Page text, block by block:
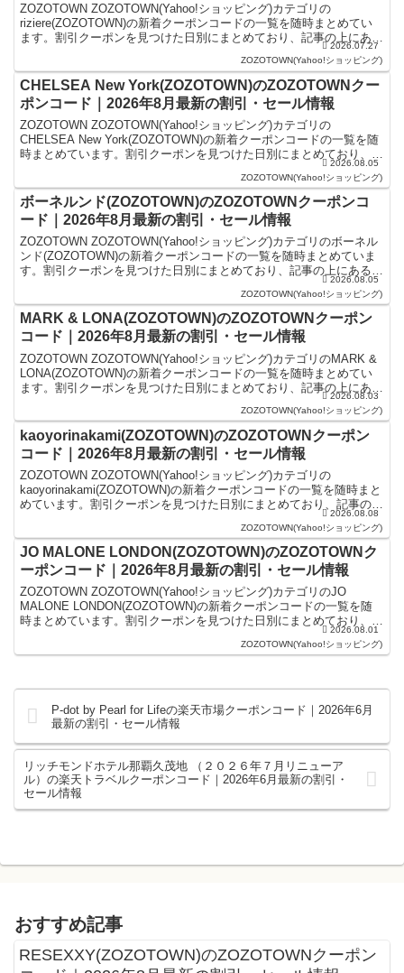
ZOZOTOWN ZOZOTOWN(Yahoo!ショッピング)カテゴリの
riziere(ZOZOTOWN)の新着クーポンコードの一覧を随時まとめてい
ます。割引クーポンを見つけた日別にまとめており、記事の上にある
2026.07.27
ZOZOTOWN(Yahoo!ショッピング)
CHELSEA New York(ZOZOTOWN)のZOZOTOWNクー
ポンコード｜2026年8月最新の割引・セール情報
ZOZOTOWN ZOZOTOWN(Yahoo!ショッピング)カテゴリの
CHELSEA New York(ZOZOTOWN)の新着クーポンコードの一覧を随
時まとめています。割引クーポンを見つけた日別にまとめており、記
2026.08.05
ZOZOTOWN(Yahoo!ショッピング)
ボーネルンド(ZOZOTOWN)のZOZOTOWNクーポンコ
ード｜2026年8月最新の割引・セール情報
ZOZOTOWN ZOZOTOWN(Yahoo!ショッピング)カテゴリのボーネル
ンド(ZOZOTOWN)の新着クーポンコードの一覧を随時まとめていま
す。割引クーポンを見つけた日別にまとめており、記事の上にあるも
2026.08.05
ZOZOTOWN(Yahoo!ショッピング)
MARK & LONA(ZOZOTOWN)のZOZOTOWNクーポン
コード｜2026年8月最新の割引・セール情報
ZOZOTOWN ZOZOTOWN(Yahoo!ショッピング)カテゴリのMARK &
LONA(ZOZOTOWN)の新着クーポンコードの一覧を随時まとめてい
ます。割引クーポンを見つけた日別にまとめており、記事の上にある
2026.08.03
ZOZOTOWN(Yahoo!ショッピング)
kaoyorinakami(ZOZOTOWN)のZOZOTOWNクーポン
コード｜2026年8月最新の割引・セール情報
ZOZOTOWN ZOZOTOWN(Yahoo!ショッピング)カテゴリの
kaoyorinakami(ZOZOTOWN)の新着クーポンコードの一覧を随時まと
めています。割引クーポンを見つけた日別にまとめており、記事の上
2026.08.08
ZOZOTOWN(Yahoo!ショッピング)
JO MALONE LONDON(ZOZOTOWN)のZOZOTOWNク
ーポンコード｜2026年8月最新の割引・セール情報
ZOZOTOWN ZOZOTOWN(Yahoo!ショッピング)カテゴリのJO
MALONE LONDON(ZOZOTOWN)の新着クーポンコードの一覧を随
時まとめています。割引クーポンを見つけた日別にまとめており、記
2026.08.01
ZOZOTOWN(Yahoo!ショッピング)
P-dot by Pearl for Lifeの楽天市場クーポンコード｜2026年6月
最新の割引・セール情報
リッチモンドホテル那覇久茂地 （２０２６年７月リニューア
ル）の楽天トラベルクーポンコード｜2026年6月最新の割引・
セール情報
おすすめ記事
RESEXXY(ZOZOTOWN)のZOZOTOWNクーポン